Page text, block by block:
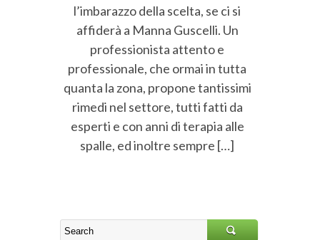
l’imbarazzo della scelta, se ci si
affiderà a Manna Guscelli. Un
professionista attento e
professionale, che ormai in tutta
quanta la zona, propone tantissimi
rimedi nel settore, tutti fatti da
esperti e con anni di terapia alle
spalle, ed inoltre sempre […]